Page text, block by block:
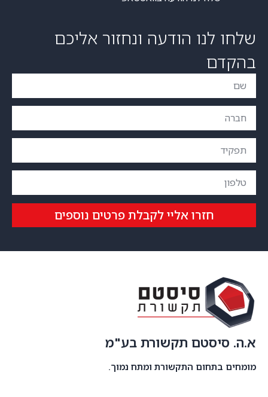
שלחו לנו הודעה ונחזור אליכם
בהקדם
חזרו אליי לקבלת פרטים נוספים
א.ה. סיסטם תקשורת בע"מ
מומחים בתחום התקשורת ומתח נמוך.